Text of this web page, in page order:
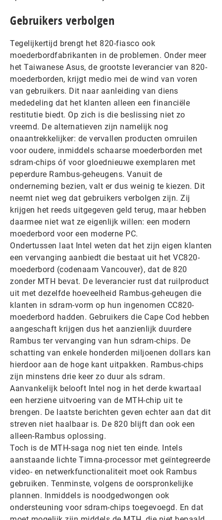
Gebruikers verbolgen
Tegelijkertijd brengt het 820-fiasco ook
moederbordfabrikanten in de problemen. Onder meer
het Taiwanese Asus, de grootste leverancier van 820-
moederborden, krijgt medio mei de wind van voren
van gebruikers. Dit naar aanleiding van diens
mededeling dat het klanten alleen een financiële
restitutie biedt. Op zich is die beslissing niet zo
vreemd. De alternatieven zijn namelijk nog
onaantrekkelijker: de vervallen producten omruilen
voor oudere, inmiddels schaarse moederborden met
sdram-chips óf voor gloednieuwe exemplaren met
peperdure Rambus-geheugens. Vanuit de
onderneming bezien, valt er dus weinig te kiezen. Dit
neemt niet weg dat gebruikers verbolgen zijn. Zij
krijgen het reeds uitgegeven geld terug, maar hebben
daarmee niet wat ze eigenlijk willen: een modern
moederbord voor een moderne PC.
Ondertussen laat Intel weten dat het zijn eigen klanten
een vervanging aanbiedt die bestaat uit het VC820-
moederbord (codenaam Vancouver), dat de 820
zonder MTH bevat. De leverancier rust dat ruilproduct
uit met dezelfde hoeveelheid Rambus-geheugen die
klanten in sdram-vorm op hun ingenomen CC820-
moederbord hadden. Gebruikers die Cape Cod hebben
aangeschaft krijgen dus het aanzienlijk duurdere
Rambus ter vervanging van hun sdram-chips. De
schatting van enkele honderden miljoenen dollars kan
hierdoor aan de hoge kant uitpakken. Rambus-chips
zijn minstens drie keer zo duur als sdram.
Aanvankelijk belooft Intel nog in het derde kwartaal
een herziene uitvoering van de MTH-chip uit te
brengen. De laatste berichten geven echter aan dat dit
streven niet haalbaar is. De 820 blijft dan ook een
alleen-Rambus oplossing.
Toch is de MTH-saga nog niet ten einde. Intels
aanstaande lichte Timna-processor met geïntegreerde
video- en netwerkfunctionaliteit moet ook Rambus
gebruiken. Tenminste, volgens de oorspronkelijke
plannen. Inmiddels is noodgedwongen ook
ondersteuning voor sdram-chips toegevoegd. En dat